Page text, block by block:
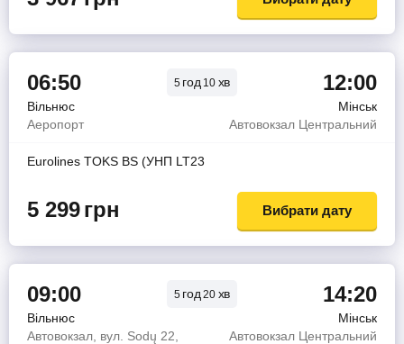
06:50 5 год10 хв 12:00
Вільнюс
Мінськ
Аеропорт
Автовокзал Центральний
Eurolines TOKS BS (УНП LT23
5 299грн Вибрати дату
09:00 5 год20 хв 14:20
Вільнюс
Мінськ
Автовокзал, вул. Sodų 22,
Автовокзал Центральний